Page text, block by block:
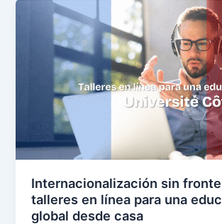
Internacionalización sin
talleres en línea para una
global desde casa
Internacionalización
fronteras:
talleres
línea
para
educación
global
desde
casa